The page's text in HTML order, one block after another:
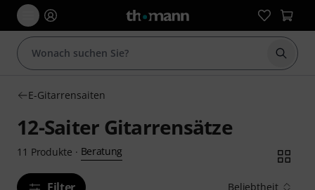
Suche
E-Gitarrensaiten
12-Saiter Gitarrensätze
11 Produkte · Beratung
Beliebtheit